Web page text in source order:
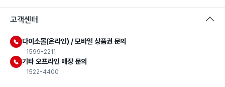
고객센터
다이소몰(온라인) / 모바일 상품권 문의
1599-2211
기타 오프라인 매장 문의
1522-4400